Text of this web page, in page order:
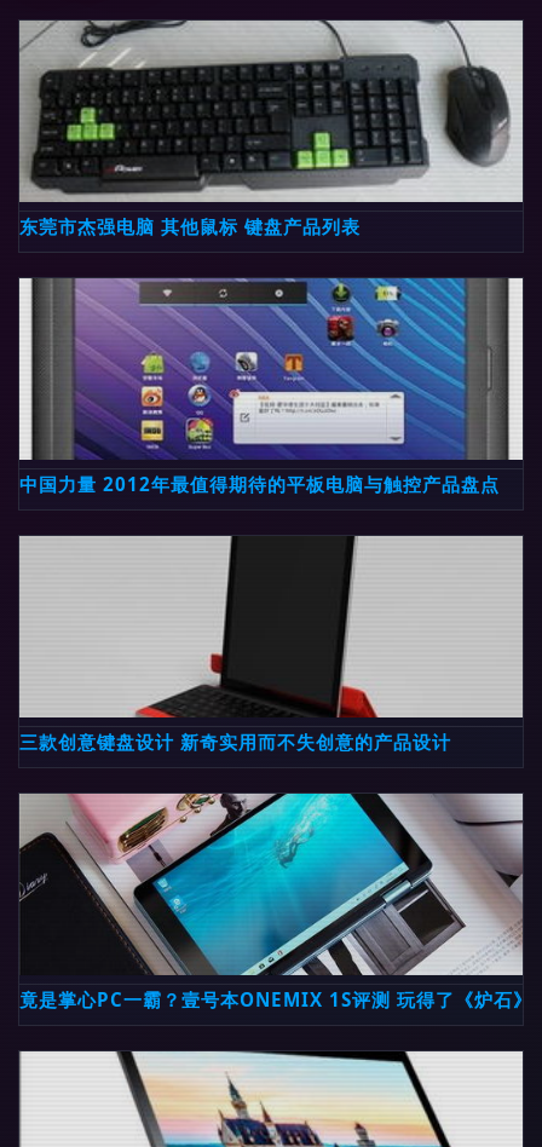
东莞市杰强电脑 其他鼠标 键盘产品列表
中国力量 2012年最值得期待的平板电脑与触控产品盘点
三款创意键盘设计 新奇实用而不失创意的产品设计
竟是掌心PC一霸？壹号本ONEMIX 1S评测 玩得了《炉石》